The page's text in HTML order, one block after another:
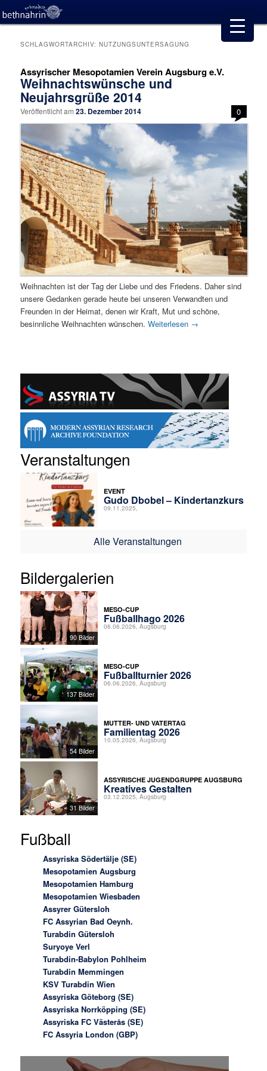
SCHLAGWORTARCHIV:NUTZUNGSUNTERSAGUNG
Assyrischer Mesopotamien Verein Augsburg e.V.
Weihnachtswünsche und
Neujahrsgrüße 2014
Veröffentlicht am23. Dezember 2014 0
Weihnachten ist der Tag der Liebe und des Friedens. Daher sind
unsere Gedanken gerade heute bei unseren Verwandten und
Freunden in der Heimat, denen wir Kraft, Mut und schöne,
besinnliche Weihnachten wünschen.Weiterlesen →
Veranstaltungen
EVENT
Gudo Dbobel – Kindertanzkurs
09.11.2025,
Alle Veranstaltungen
Bildergalerien
90 Bilder
MESO-CUP
Fußballhago 2026
06.06.2026, Augsburg
137 Bilder
MESO-CUP
Fußballturnier 2026
06.06.2026, Augsburg
54 Bilder
MUTTER- UND VATERTAG
Familientag 2026
10.05.2026, Augsburg
31 Bilder
ASSYRISCHE JUGENDGRUPPE AUGSBURG
Kreatives Gestalten
03.12.2025, Augsburg
Fußball
Assyriska Södertälje (SE)
Mesopotamien Augsburg
Mesopotamien Hamburg
Mesopotamien Wiesbaden
Assyrer Gütersloh
FC Assyrian Bad Oeynh.
Turabdin Gütersloh
Suryoye Verl
Turabdin-Babylon Pohlheim
Turabdin Memmingen
KSV Turabdin Wien
Assyriska Göteborg (SE)
Assyriska Norrköpping (SE)
Assyriska FC Västerås (SE)
FC Assyria London (GBP)